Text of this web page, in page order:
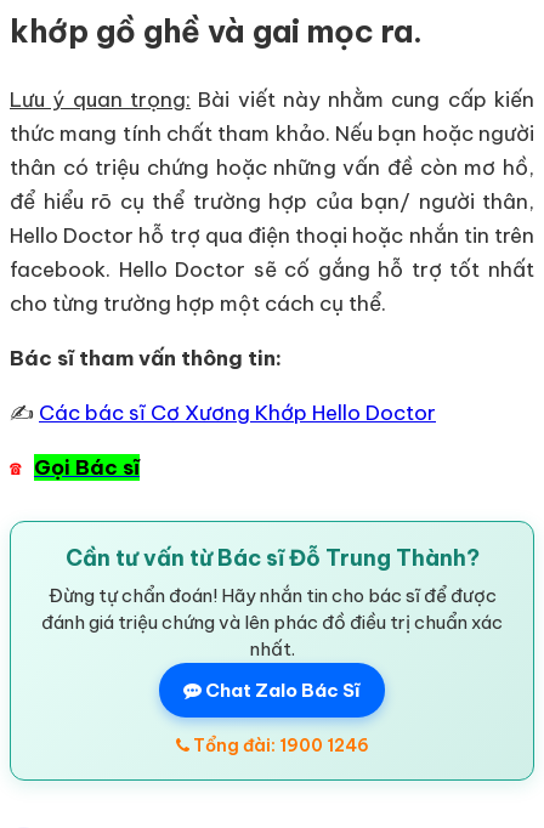
khớp gồ ghề và gai mọc ra.
Lưu ý quan trọng: Bài viết này nhằm cung cấp kiến
thức mang tính chất tham khảo. Nếu bạn hoặc người
thân có triệu chứng hoặc những vấn đề còn mơ hồ,
để hiểu rõ cụ thể trường hợp của bạn/ người thân,
Hello Doctor hỗ trợ qua điện thoại hoặc nhắn tin trên
facebook. Hello Doctor sẽ cố gắng hỗ trợ tốt nhất
cho từng trường hợp một cách cụ thể.
Bác sĩ tham vấn thông tin:
✍ Các bác sĩ Cơ Xương Khớp Hello Doctor
☎ Gọi Bác sĩ
Cần tư vấn từ Bác sĩ Đỗ Trung Thành?
Đừng tự chẩn đoán! Hãy nhắn tin cho bác sĩ để được
đánh giá triệu chứng và lên phác đồ điều trị chuẩn xác
nhất.
Chat Zalo Bác Sĩ
Tổng đài: 1900 1246